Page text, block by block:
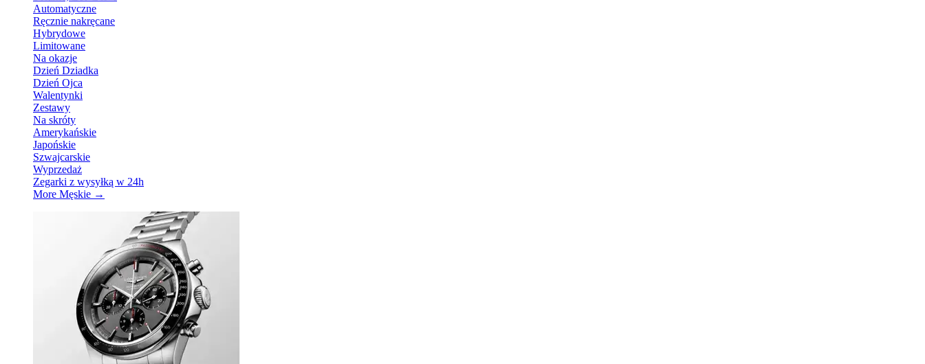
Automatyczne
Ręcznie nakręcane
Hybrydowe
Limitowane
Na okazje
Dzień Dziadka
Dzień Ojca
Walentynki
Zestawy
Na skróty
Amerykańskie
Japońskie
Szwajcarskie
Wyprzedaż
Zegarki z wysyłką w 24h
More Męskie →